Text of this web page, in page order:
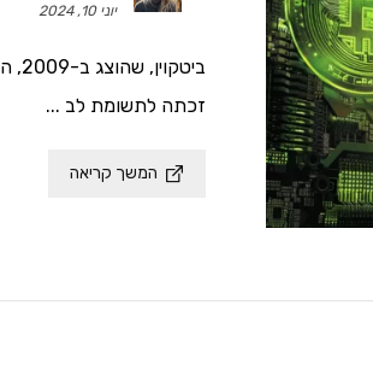
יוני 10, 2024
זכתה לתשומת לב ...
המשך קריאה